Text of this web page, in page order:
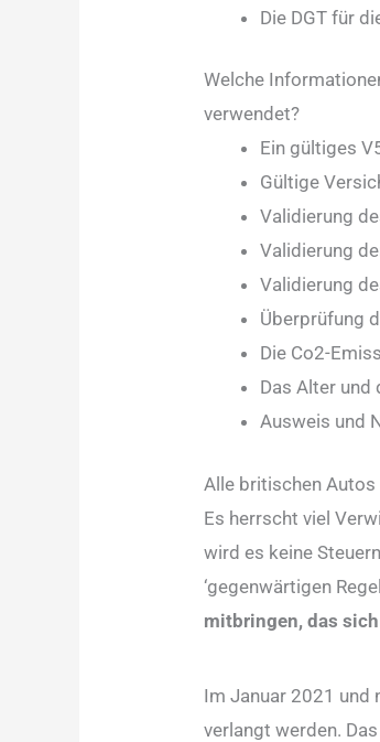
Die DGT für
Welche
verwendet?
Ein gültiges
Gültige
Validierung
Validierung
Validierung
Überprüfung
Die Co2-
Das Alter und
Ausweis und
Alle britischen
Es herrscht viel
wird es keine
‘gegenwärtigen
mitbringen, das
Im Januar 2021 und
verlangt werden.